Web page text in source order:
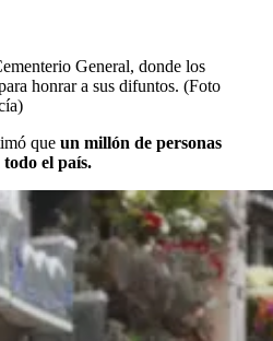
General, donde los
honrar a sus difuntos. (Foto
que un millón de personas
todo el país.